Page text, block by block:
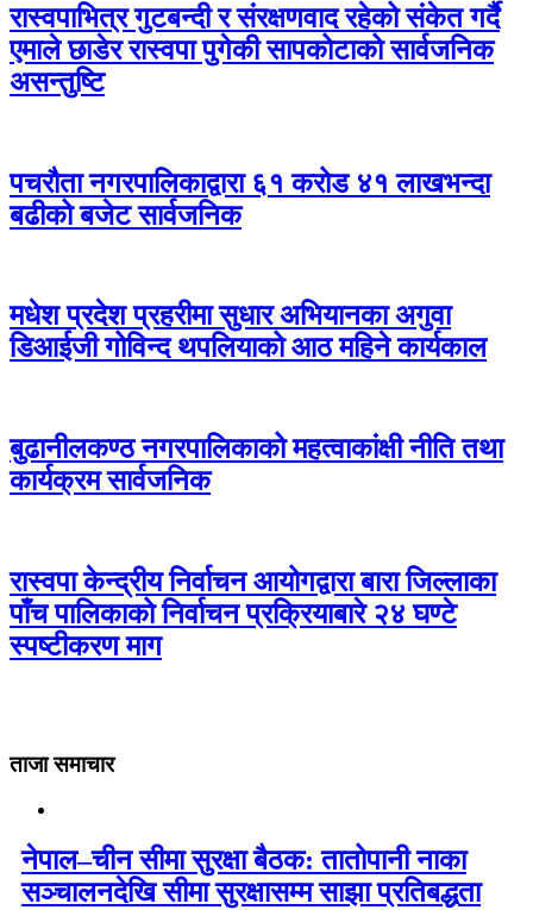
रास्वपाभित्र गुटबन्दी र संरक्षणवाद रहेको संकेत गर्दै
एमाले छाडेर रास्वपा पुगेकी सापकोटाको सार्वजनिक
असन्तुष्टि
पचरौता नगरपालिकाद्वारा ६१ करोड ४१ लाखभन्दा
बढीको बजेट सार्वजनिक
मधेश प्रदेश प्रहरीमा सुधार अभियानका अगुवा
डिआईजी गोविन्द थपलियाको आठ महिने कार्यकाल
बुढानीलकण्ठ नगरपालिकाको महत्वाकांक्षी नीति तथा
कार्यक्रम सार्वजनिक
रास्वपा केन्द्रीय निर्वाचन आयोगद्वारा बारा जिल्लाका
पाँच पालिकाको निर्वाचन प्रक्रियाबारे २४ घण्टे
स्पष्टीकरण माग
ताजा समाचार
नेपाल–चीन सीमा सुरक्षा बैठक: तातोपानी नाका
सञ्चालनदेखि सीमा सुरक्षासम्म साझा प्रतिबद्धता